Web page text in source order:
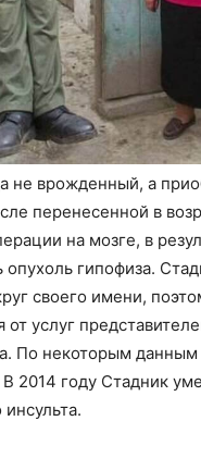
не врожденный, а
перенесенной в
на мозге, в
опухоль гипофиза.
своего имени,
от услуг
По некоторым данным
2014 году Стадник